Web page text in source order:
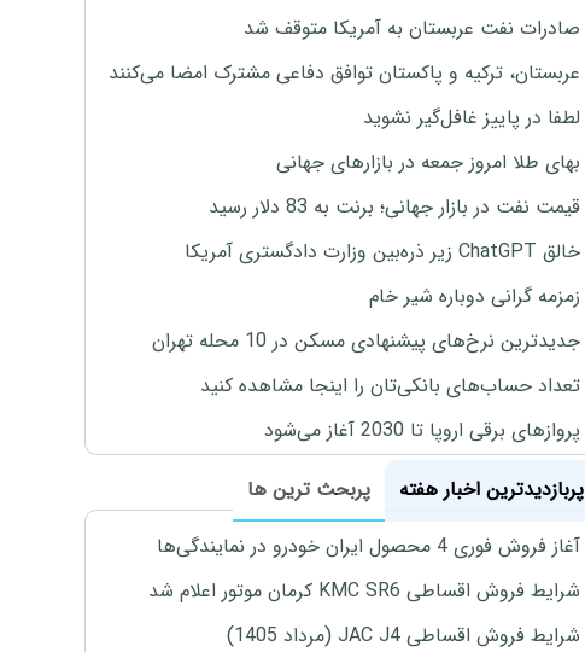
صادرات نفت عربستان به آمریکا متوقف شد
عربستان، ترکیه و پاکستان توافق دفاعی مشترک امضا می‌کنند
لطفا در پاییز غافل‌گیر نشوید
بهای طلا امروز جمعه در بازارهای جهانی
قیمت نفت در بازار جهانی؛ برنت به 83 دلار رسید
خالق ChatGPT زیر ذره‌بین وزارت دادگستری آمریکا
زمزمه گرانی دوباره شیر خام
جدیدترین نرخ‌های پیشنهادی مسکن در 10 محله تهران
تعداد حساب‌های بانکی‌تان را اینجا مشاهده کنید
پروازهای برقی اروپا تا 2030 آغاز می‌شود
پربازدیدترین اخبار هفته
پربحث ترین ها
آغاز فروش فوری 4 محصول ایران خودرو در نمایندگی‌ها
شرایط فروش اقساطی KMC SR6 کرمان موتور اعلام شد
شرایط فروش اقساطی JAC J4 (مرداد 1405)